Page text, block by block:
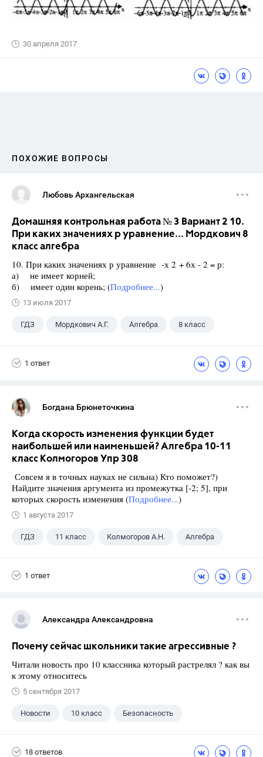
30 апреля 2017
ПОХОЖИЕ ВОПРОСЫ
Любовь Архангельская
Домашняя контрольная работа № 3 Вариант 2 10.
При каких значениях р уравнение... Мордкович 8
класс алгебра
10. При каких значениях р уравнение -х 2 + 6х - 2 = р:
а) не имеет корней;
б) имеет один корень; (Подробнее...)
13 июля 2017
ГДЗ Мордкович А.Г. Алгебра 8 класс
1 ответ
Богдана Брюнеточкина
Когда скорость изменения функции будет
наибольшей или наименьшей? Алгебра 10-11
класс Колмогоров Упр 308
Совсем я в точных науках не сильна) Кто поможет?)
Найдите значения аргумента из промежутка [-2; 5], при
которых скорость изменения (Подробнее...)
1 августа 2017
ГДЗ 11 класс Колмогоров А.Н. Алгебра
1 ответ
Александра Александровна
Почему сейчас школьники такие агрессивные ?
Читали новость про 10 классника который растрелял ? как вы
к этому относитесь
5 сентября 2017
Новости 10 класс Безопасность
18 ответов